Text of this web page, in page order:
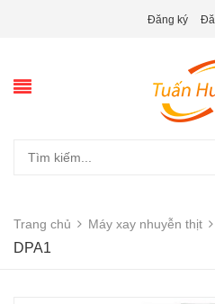
Đăng ký
Trang chủ Máy xay nhuyễn thịt
DPA1